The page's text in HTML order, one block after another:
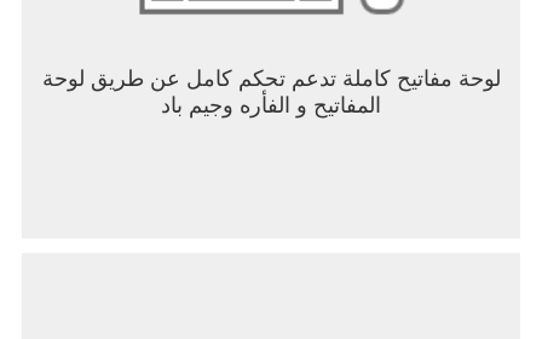
لوحة مفاتيح كاملة تدعم تحكم كامل عن طريق لوحة
المفاتيح و الفأره وجيم باد